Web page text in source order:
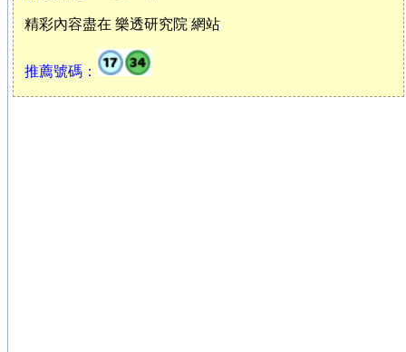
精彩內容盡在 樂透研究院 網站
推薦號碼：